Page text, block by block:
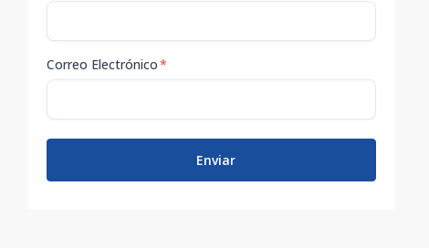
Correo Electrónico*
Enviar